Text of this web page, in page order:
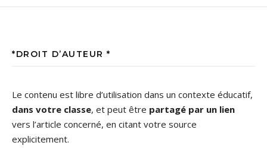
*DROIT D’AUTEUR *
Le contenu est libre d’utilisation dans un contexte éducatif,
dans votre classe, et peut être partagé par un lien
vers l’article concerné, en citant votre source
explicitement.